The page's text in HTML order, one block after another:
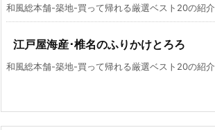
和風総本舗-築地-買って帰れる厳選ベスト20の紹介
江戸屋海産･椎名のふりかけとろろ
和風総本舗-築地-買って帰れる厳選ベスト20の紹介